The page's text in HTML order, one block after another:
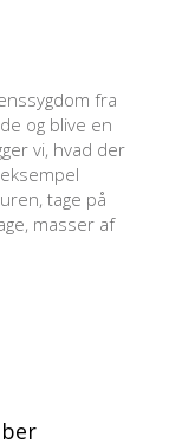
fra
og blive en
vi, hvad der
tage på
masser af